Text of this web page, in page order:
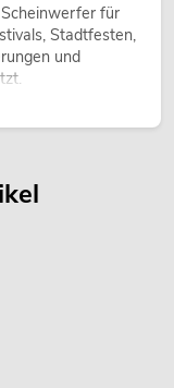
für
Stadtfesten,
und